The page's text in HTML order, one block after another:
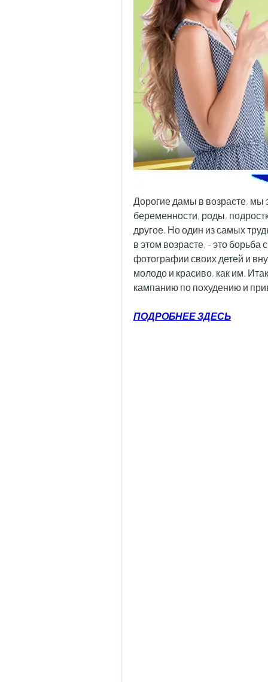
Дорогие дамы в возрасте, мы
беременности, роды,
другое. Но один из самых
в этом возрасте, - это
фотографии своих детей и
молодо и красиво, как им.
кампанию по похудению и
ПОДРОБНЕЕ ЗДЕСЬ